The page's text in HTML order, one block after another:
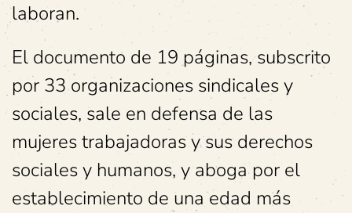
laboran.
El documento de 19 páginas, subscrito
por 33 organizaciones sindicales y
sociales, sale en defensa de las
mujeres trabajadoras y sus derechos
sociales y humanos, y aboga por el
establecimiento de una edad más